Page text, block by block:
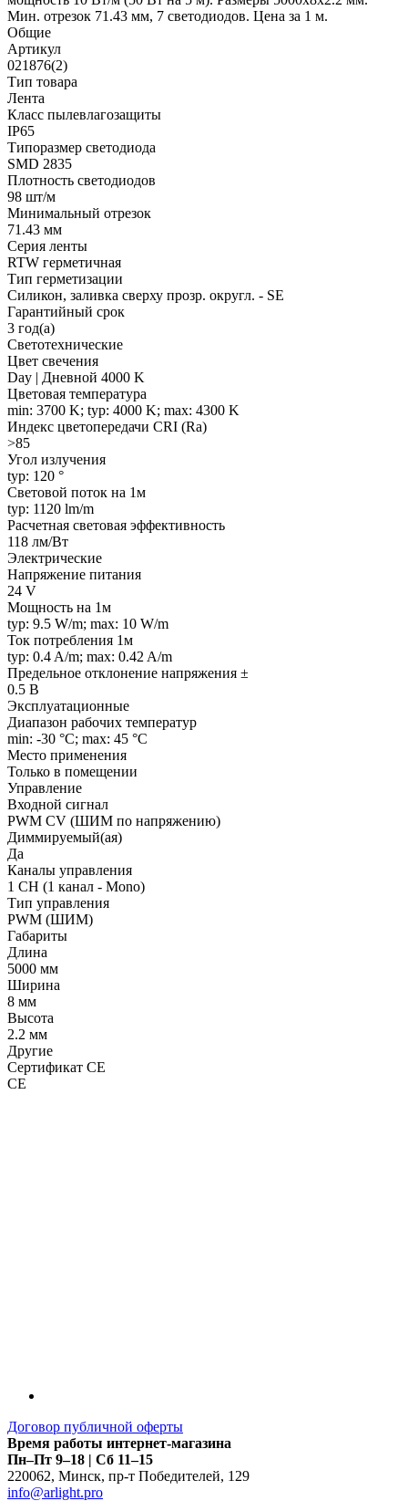
Мин. отрезок 71.43 мм, 7 светодиодов. Цена за 1 м.
Общие
Артикул
021876(2)
Тип товара
Лента
Класс пылевлагозащиты
IP65
Типоразмер светодиода
SMD 2835
Плотность светодиодов
98 шт/м
Минимальный отрезок
71.43 мм
Серия ленты
RTW герметичная
Тип герметизации
Силикон, заливка сверху прозр. округл. - SE
Гарантийный срок
3 год(а)
Светотехнические
Цвет свечения
Day | Дневной 4000 K
Цветовая температура
min: 3700 K; typ: 4000 K; max: 4300 K
Индекс цветопередачи CRI (Ra)
>85
Угол излучения
typ: 120 °
Световой поток на 1м
typ: 1120 lm/m
Расчетная световая эффективность
118 лм/Вт
Электрические
Напряжение питания
24 V
Мощность на 1м
typ: 9.5 W/m; max: 10 W/m
Ток потребления 1м
typ: 0.4 A/m; max: 0.42 A/m
Предельное отклонение напряжения ±
0.5 В
Эксплуатационные
Диапазон рабочих температур
min: -30 °C; max: 45 °C
Место применения
Только в помещении
Управление
Входной сигнал
PWM СV (ШИМ по напряжению)
Диммируемый(ая)
Да
Каналы управления
1 CH (1 канал - Mono)
Тип управления
PWM (ШИМ)
Габариты
Длина
5000 мм
Ширина
8 мм
Высота
2.2 мм
Другие
Сертификат CE
CE
Договор публичной оферты
Время работы интернет-магазина
Пн–Пт 9–18 | Сб 11–15
220062, Минск, пр-т Победителей, 129
info@arlight.pro